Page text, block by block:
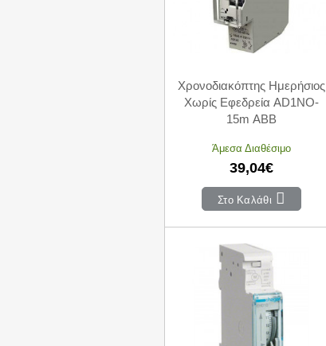
Χρονοδιακόπτης Ημερήσιος
Χωρίς Εφεδρεία AD1NO-
15m ABB
Άμεσα Διαθέσιμο
39,04€
Στο Καλάθι